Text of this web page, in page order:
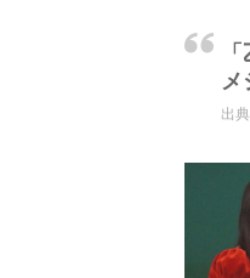
メ
出典